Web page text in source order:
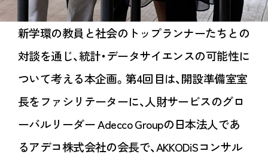
新学環の教員と社会のトップランナーたちとの
対談を通じ、統計・データサイエンスの可能性に
ついて考える本企画。第4回目は、開設準備室室
長をファシリテーターに、人財サービスのグロ
ーバルリーダー Adecco Groupの日本法人であ
るアデコ株式会社の会長で、AKKODiSコンサル